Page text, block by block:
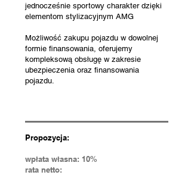
jednocześnie sportowy charakter dzięki
elementom stylizacyjnym AMG
Możliwość zakupu pojazdu w dowolnej
formie finansowania, oferujemy
kompleksową obsługę w zakresie
ubezpieczenia oraz finansowania
pojazdu.
Propozycja:
wpłata własna: 10%
rata netto: